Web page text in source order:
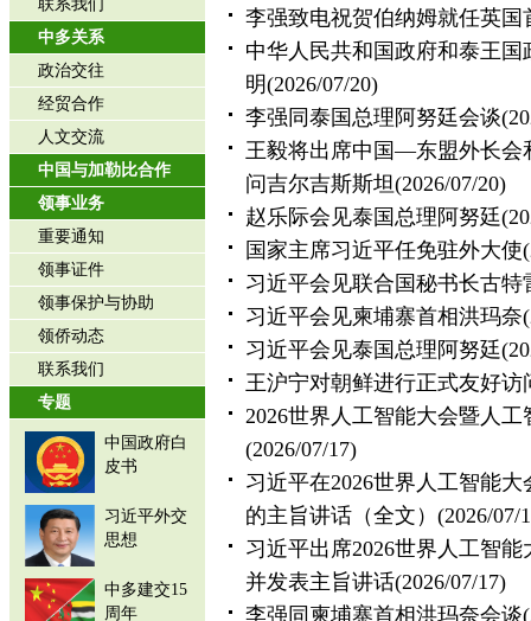
联系我们
中多关系
政治交往
经贸合作
人文交流
中国与加勒比合作
领事业务
重要通知
领事证件
领事保护与协助
领侨动态
联系我们
专题
中国政府白
皮书
习近平外交
思想
中多建交15
周年
李强致电祝贺伯纳姆就任英国
中华人民共和国政府和泰王
明(2026/07/20)
李强同泰国总理阿努廷会谈
王毅将出席中国—东盟外长会
问吉尔吉斯斯坦(2026/07/20)
赵乐际会见泰国总理阿努廷
国家主席习近平任免驻外大使
习近平会见联合国秘书长古特
习近平会见柬埔寨首相洪玛奈
习近平会见泰国总理阿努廷
王沪宁对朝鲜进行正式友好访
2026世界人工智能大会暨人
(2026/07/17)
习近平在2026世界人工智能
的主旨讲话（全文） (2026/07/
习近平出席2026世界人工智
并发表主旨讲话(2026/07/17)
李强同柬埔寨首相洪玛奈会谈